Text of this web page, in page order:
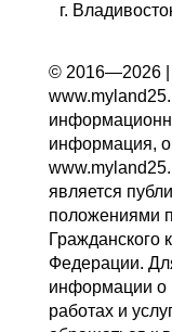
г.
© 2016—2026 |
информация,
является
положениями
Гражданского
Федерации.
информации о
работах и